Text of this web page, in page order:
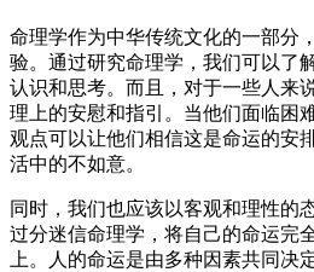
命理学作为中华传统文化的一部分
验。通过研究命理学，我们可以了
认识和思考。而且，对于一些人来
理上的安慰和指引。当他们面临困
观点可以让他们相信这是命运的安
活中的不如意。
同时，我们也应该以客观和理性的
过分迷信命理学，将自己的命运完
上。人的命运是由多种因素共同决